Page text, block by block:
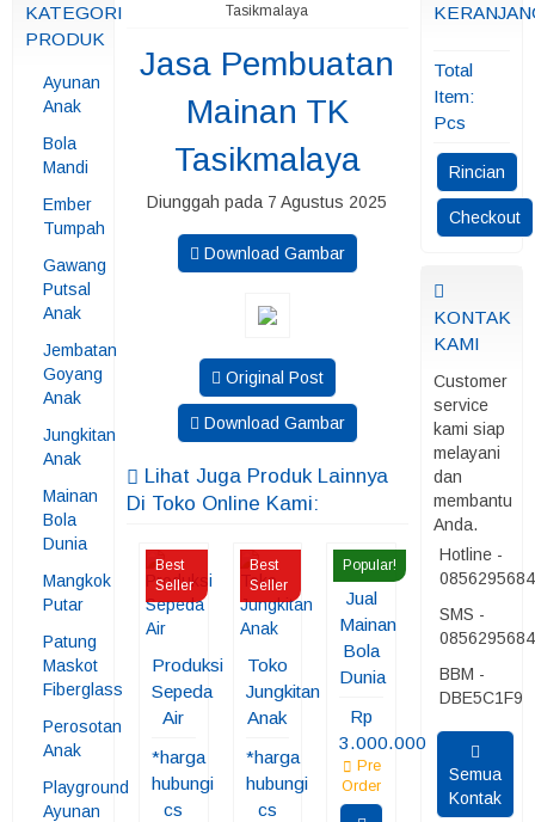
KATEGORI
PRODUK
Ayunan
Anak
Bola
Mandi
Ember
Tumpah
Gawang
Putsal
Anak
Jembatan
Goyang
Anak
Jungkitan
Anak
Mainan
Bola
Dunia
Mangkok
Putar
Patung
Maskot
Fiberglass
Perosotan
Anak
Playground
Ayunan
Tasikmalaya
Jasa Pembuatan
Mainan TK
Tasikmalaya
Diunggah pada 7 Agustus 2025
Download Gambar
Original Post
Download Gambar
Lihat Juga Produk Lainnya
Di Toko Online Kami:
Best
Seller
Produksi
Sepeda
Air
*harga
hubungi
cs
Best
Seller
Toko
Jungkitan
Anak
*harga
hubungi
cs
Popular!
Jual
Mainan
Bola
Dunia
Rp
3.000.000
Pre
Order
Total
Item:
Pcs
Rincian
Checkout
KONTAK
KAMI
Customer
service
kami siap
melayani
dan
membantu
Anda.
Hotline -
SMS -
BBM -
DBE5C1F9
Semua
Kontak